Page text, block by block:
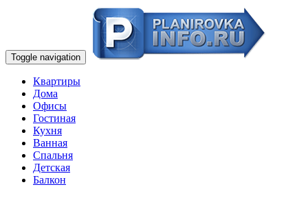
Toggle navigation
Квартиры
Дома
Офисы
Гостиная
Кухня
Ванная
Спальня
Детская
Балкон